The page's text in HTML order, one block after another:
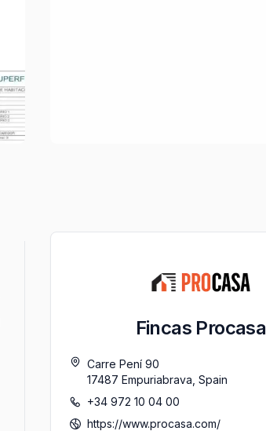
Fincas Procasa
Carre Pení 90
17487 Empuriabrava Spain
+34 972 10 04 00
https://www.procasa.com/